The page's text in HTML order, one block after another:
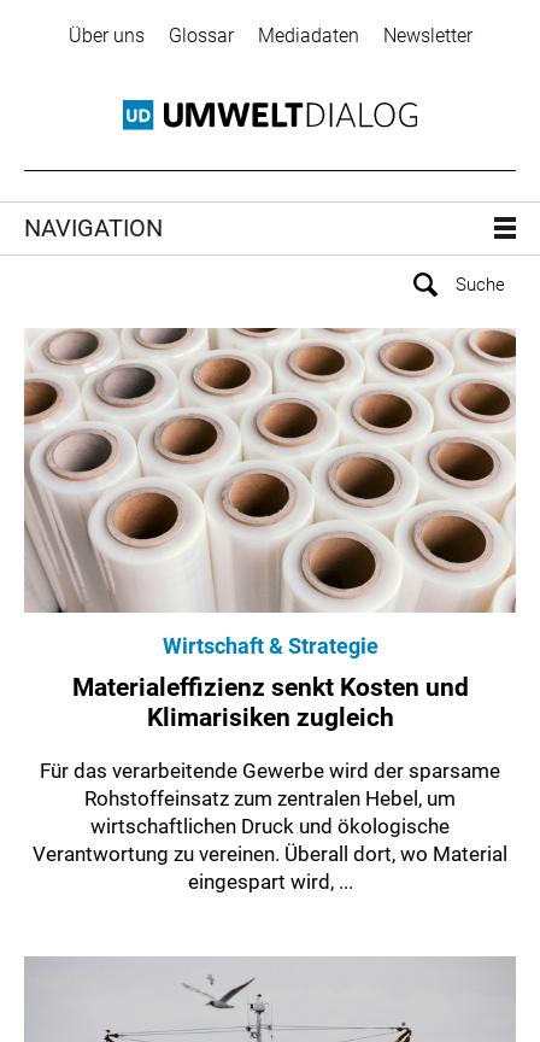
Über uns Glossar Mediadaten Newsletter
NAVIGATION
Wirtschaft & Strategie
Materialeffizienz senkt Kosten und
Klimarisiken zugleich
Für das verarbeitende Gewerbe wird der sparsame
Rohstoffeinsatz zum zentralen Hebel, um
wirtschaftlichen Druck und ökologische
Verantwortung zu vereinen. Überall dort, wo Material
eingespart wird, ...